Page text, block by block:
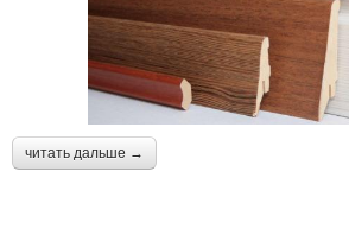
читать дальше →